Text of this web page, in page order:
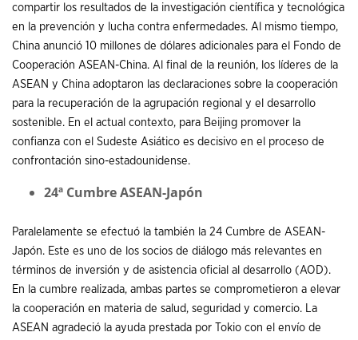
compartir los resultados de la investigación científica y tecnológica
en la prevención y lucha contra enfermedades. Al mismo tiempo,
China anunció 10 millones de dólares adicionales para el Fondo de
Cooperación ASEAN-China. Al final de la reunión, los líderes de la
ASEAN y China adoptaron las declaraciones sobre la cooperación
para la recuperación de la agrupación regional y el desarrollo
sostenible. En el actual contexto, para Beijing promover la
confianza con el Sudeste Asiático es decisivo en el proceso de
confrontación sino-estadounidense.
24ª Cumbre ASEAN-Japón
Paralelamente se efectuó la también la 24 Cumbre de ASEAN-
Japón. Este es uno de los socios de diálogo más relevantes en
términos de inversión y de asistencia oficial al desarrollo (AOD).
En la cumbre realizada, ambas partes se comprometieron a elevar
la cooperación en materia de salud, seguridad y comercio. La
ASEAN agradeció la ayuda prestada por Tokio con el envío de